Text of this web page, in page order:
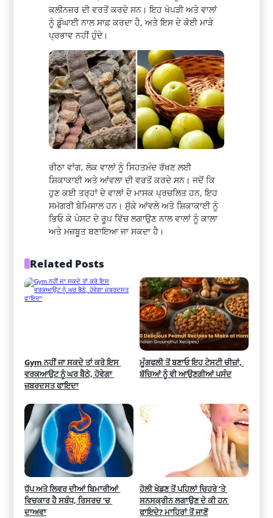
ਕਲੀਨਜ਼ਰ ਦੀ ਵਰਤੋਂ ਕਰਦੇ ਸਨ। ਇਹ ਖੋਪੜੀ ਅਤੇ ਵਾਲਾਂ
ਨੂੰ ਡੂੰਘਾਈ ਨਾਲ ਸਾਫ਼ ਕਰਦਾ ਹੈ, ਅਤੇ ਇਸ ਦੇ ਕੋਈ ਮਾੜੇ
ਪ੍ਰਭਾਵ ਨਹੀਂ ਹੁੰਦੇ।
ਰੀਠਾ ਵਾਂਗ, ਲੋਕ ਵਾਲਾਂ ਨੂੰ ਸਿਹਤਮੰਦ ਰੱਖਣ ਲਈ
ਸ਼ਿਕਾਕਾਈ ਅਤੇ ਆਂਵਲਾ ਦੀ ਵਰਤੋਂ ਕਰਦੇ ਸਨ। ਜਦੋਂ ਕਿ
ਹੁਣ ਕਈ ਤਰ੍ਹਾਂ ਦੇ ਵਾਲਾਂ ਦੇ ਮਾਸਕ ਪ੍ਰਚਲਿਤ ਹਨ, ਇਹ
ਸਮੱਗਰੀ ਬੇਮਿਸਾਲ ਹਨ। ਸੁੱਕੇ ਆਂਵਲੇ ਅਤੇ ਸ਼ਿਕਾਕਾਈ ਨੂੰ
ਭਿਓ ਕੇ ਪੇਸਟ ਦੇ ਰੂਪ ਵਿੱਚ ਲਗਾਉਣ ਨਾਲ ਵਾਲਾਂ ਨੂੰ ਕਾਲਾ
ਅਤੇ ਮਜ਼ਬੂਤ ​​ਬਣਾਇਆ ਜਾ ਸਕਦਾ ਹੈ।
Related Posts
Gym ਨਹੀਂ ਜਾ ਸਕਦੇ ਤਾਂ ਕਰੋ ਇਸ
ਵਰਕਆਉਟ ਨੂੰ ਘਰ ਬੈਠੇ, ਹੋਵੇਗਾ
ਜ਼ਬਰਦਸਤ ਫਾਇਦਾ
ਮੂੰਗਫਲੀ ਤੋਂ ਬਣਾਓ ਇਹ ਟੇਸਟੀ ਚੀਜ਼ਾਂ,
ਬੱਚਿਆਂ ਨੂੰ ਵੀ ਆਉਣਗੀਆਂ ਪਸੰਦ
ਧੁੱਪ ਅਤੇ ਲਿਵਰ ਦੀਆਂ ਬਿਮਾਰੀਆਂ
ਵਿਚਕਾਰ ਹੈ ਸਬੰਧ, ਰਿਸਰਚ ‘ਚ
ਦਾਅਵਾ
ਹੋਲੀ ਖੇਡਣ ਤੋਂ ਪਹਿਲਾਂ ਚਿਹਰੇ ‘ਤੇ
ਸਨਸਕ੍ਰੀਨ ਲਗਾਉਣ ਦੇ ਕੀ ਹਨ
ਫਾਇਦੇ? ਮਾਹਿਰਾਂ ਤੋਂ ਜਾਣੋਂ